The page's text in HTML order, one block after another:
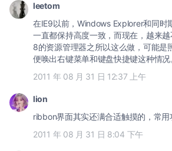
leetom
在IE9以前，Windows Explorer和同时
一直都保持高度一致，而现在，越来
8的资源管理器之所以这么做，可能是
便唤出右键菜单和键盘快捷键这种情况
2011 年 08 月 31 日 12:37 上午
lion
ribbon界面其实还满合适触摸的，常用
2011 年 08 月 31 日 8:04 下午